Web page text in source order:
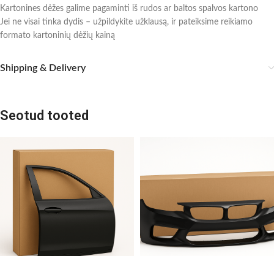
Kartonines dėžes galime pagaminti iš rudos ar baltos spalvos kartono
Jei ne visai tinka dydis – užpildykite užklausą, ir pateiksime reikiamo
formato kartoninių dėžių kainą
Shipping & Delivery
Seotud tooted